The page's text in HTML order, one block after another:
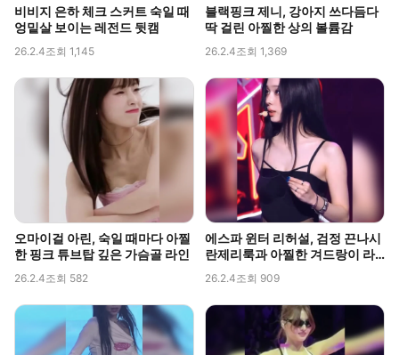
비비지 은하 체크 스커트 숙일 때
엉밑살 보이는 레전드 뒷캠
26.2.4조회 1,145
블랙핑크 제니, 강아지 쓰다듬다
딱 걸린 아찔한 상의 볼륨감
26.2.4조회 1,369
오마이걸 아린, 숙일 때마다 아찔
한 핑크 튜브탑 깊은 가슴골 라인
26.2.4조회 582
에스파 윈터 리허설, 검정 끈나시
란제리룩과 아찔한 겨드랑이 라
26.2.4조회 909